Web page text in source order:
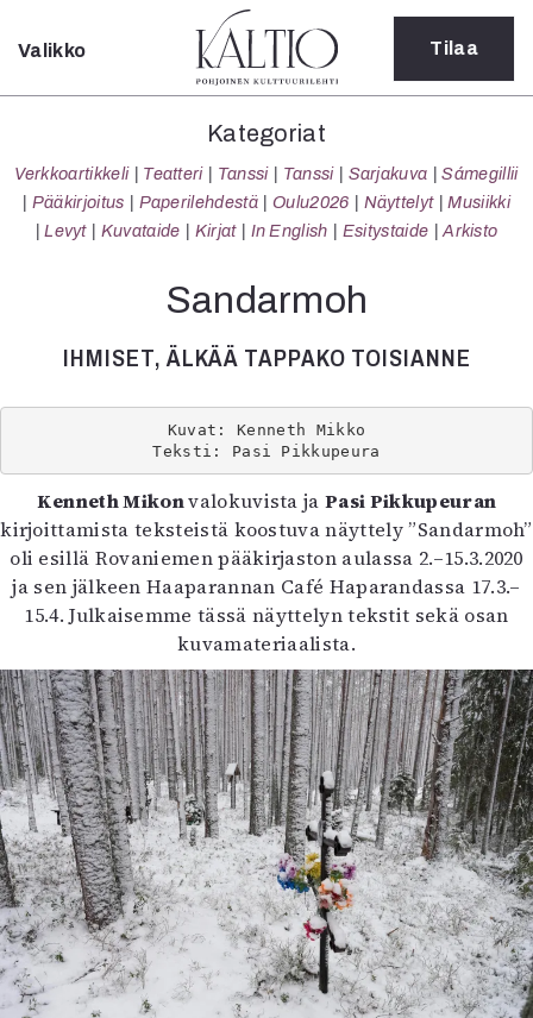
Sulje
Kategoriat
Verkkoartikkeli
Teatteri
Tanssi
Sarjakuva
Sámegillii
Pääkirjoitus
Paperilehdestä
Näyttelyt
Musiikki
Kuvataide
Kirjat
In English
Esitystaide
Arkisto
Lehdet
4/2026
2–3/2026
1/2026
6/2025
5/2025 saame
5/2025
Lehtiarkisto
Info
Tilaus ja irtonumerot
Valikko Tilaa
Kategoriat
Verkkoartikkeli Teatteri Tanssi Tanssi Sarjakuva
Sámegillii
Pääkirjoitus
Paperilehdestä Oulu2026 Näyttelyt
Musiikki
Levyt
Kuvataide Kirjat In English Esitystaide Arkisto
Sandarmoh
IHMISET, ÄLKÄÄ TAPPAKO TOISIANNE
Kuvat: Kenneth Mikko
Teksti: Pasi Pikkupeura
Kenneth Mikonvalokuvista jaPasi Pikkupeuran
kirjoittamista teksteistä koostuva näyttely ”Sandarmoh”
oli esillä Rovaniemen pääkirjaston aulassa 2.–15.3.2020
ja sen jälkeen Haaparannan Café Haparandassa 17.3.–
15.4. Julkaisemme tässä näyttelyn tekstit sekä osan
kuvamateriaalista.